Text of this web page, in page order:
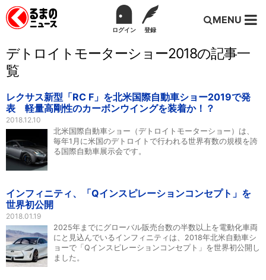
ログイン 登録
MENU
デトロイトモーターショー2018の記事一
覧
レクサス新型「RC F」を北米国際自動車ショー2019で発
表 軽量高剛性のカーボンウイングを装着か！？
2018.12.10
北米国際自動車ショー（デトロイトモーターショー）は、
毎年1月に米国のデトロイトで行われる世界有数の規模を誇
る国際自動車展示会です。
インフィニティ、「Qインスピレーションコンセプト」を
世界初公開
2018.01.19
2025年までにグローバル販売台数の半数以上を電動化車両
にと見込んでいるインフィニティは、2018年北米自動車シ
ョーで「Qインスピレーションコンセプト」を世界初公開し
ました。